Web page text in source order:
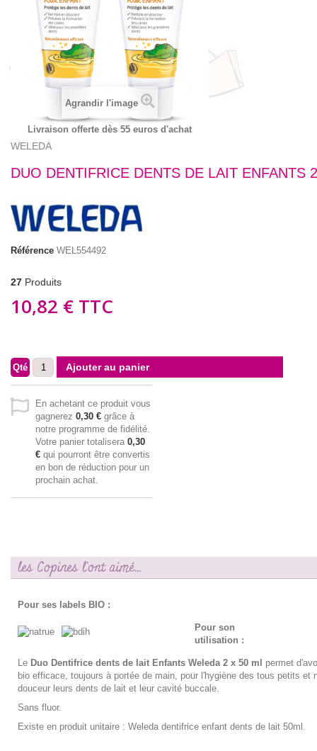
Agrandir l'image
Livraison offerte dès 55 euros d'achat
WELEDA
DUO DENTIFRICE DENTS DE LAIT ENFANTS
Référence WEL554492
27 Produits
10,82 € TTC
Qté Ajouter au panier
En achetant ce produit vous
gagnerez 0,30 € grâce à
notre programme de fidélité.
Votre panier totalisera 0,30
€ qui pourront être convertis
en bon de réduction pour un
prochain achat.
les Copines l'ont aimé...
Pour ses labels BIO :
Pour son
utilisation :
Le Duo Dentifrice dents de lait Enfants Weleda 2 x 50 ml
permet
bio efficace, toujours à portée de main, pour l'hygiène des tous petits et
douceur leurs dents de lait et leur cavité buccale.
Sans fluor.
Existe en produit unitaire : Weleda dentifrice enfant dents de lait 50ml .